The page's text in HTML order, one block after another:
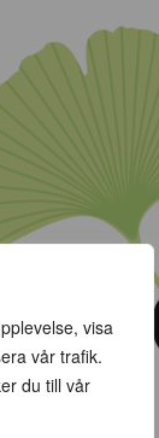
visa
vår trafik.
du till vår